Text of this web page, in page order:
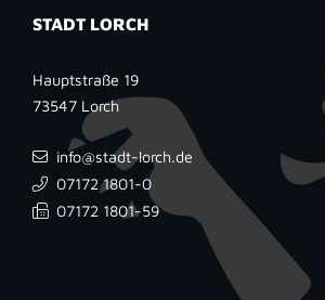
STADT LORCH
Hauptstraße 19
73547 Lorch
info@stadt-lorch.de
07172 1801-0
07172 1801-59